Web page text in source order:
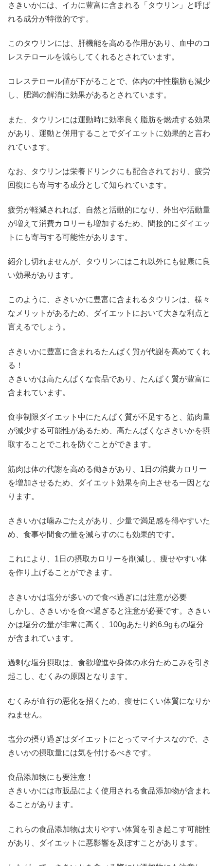
さきいかには、イカに豊富に含まれる「タウリン」と呼ば
れる成分が特徴的です。
このタウリンには、肝機能を高める作用があり、血中のコ
レステロールを減らしてくれるとされています。
コレステロール値が下がることで、体内の中性脂肪も減少
し、肥満の解消に効果があるとされています。
また、タウリンには運動時に効率良く脂肪を燃焼する効果
があり、運動と併用することでダイエットに効果的と言わ
れています。
なお、タウリンは栄養ドリンクにも配合されており、疲労
回復にも寄与する成分として知られています。
疲労が軽減されれば、自然と活動的になり、外出や活動量
が増えて消費カロリーも増加するため、間接的にダイエッ
トにも寄与する可能性があります。
紹介し切れませんが、タウリンにはこれ以外にも健康に良
い効果があります。
このように、さきいかに豊富に含まれるタウリンは、様々
なメリットがあるため、ダイエットにおいて大きな利点と
言えるでしょう。
さきいかに豊富に含まれるたんぱく質が代謝を高めてくれ
る！
さきいかは高たんぱくな食品であり、たんぱく質が豊富に
含まれています。
食事制限ダイエット中にたんぱく質が不足すると、筋肉量
が減少する可能性があるため、高たんぱくなさきいかを摂
取することでこれを防ぐことができます。
筋肉は体の代謝を高める働きがあり、1日の消費カロリー
を増加させるため、ダイエット効果を向上させる一因とな
ります。
さきいかは噛みごたえがあり、少量で満足感を得やすいた
め、食事や間食の量を減らすのにも効果的です。
これにより、1日の摂取カロリーを削減し、痩せやすい体
を作り上げることができます。
さきいかは塩分が多いので食べ過ぎには注意が必要
しかし、さきいかを食べ過ぎると注意が必要です。さきい
かは塩分の量が非常に高く、100gあたり約6.9gもの塩分
が含まれています。
過剰な塩分摂取は、食欲増進や身体の水分ためこみを引き
起こし、むくみの原因となります。
むくみが血行の悪化を招くため、痩せにくい体質になりか
ねません。
塩分の摂り過ぎはダイエットにとってマイナスなので、さ
きいかの摂取量には気を付けるべきです。
食品添加物にも要注意！
さきいかには市販品によく使用される食品添加物が含まれ
ることがあります。
これらの食品添加物は太りやすい体質を引き起こす可能性
があり、ダイエットに悪影響を及ぼすことがあります。